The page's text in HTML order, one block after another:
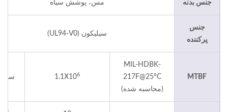
جنس بدنه مس، پوشش سیاه
جنس
پرکننده
سیلیکون (UL94-V0)
MTBF
MIL-HDBK-
217F@25°C
(محاسبه شده)
1.1X106